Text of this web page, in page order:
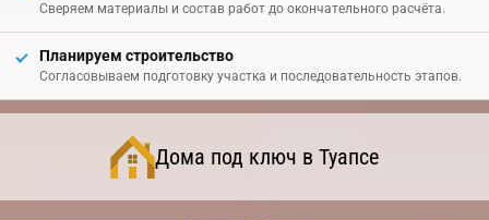
Сверяем материалы и состав работ до окончательного расчёта.
Планируем строительство
Согласовываем подготовку участка и последовательность этапов.
Дома под ключ в Туапсе